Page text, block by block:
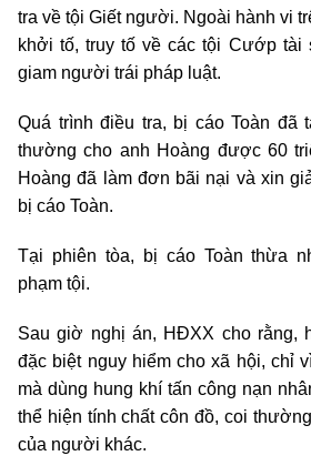
tra về tội Giết người. Ngoài hành vi
khởi tố, truy tố về các tội Cướp tài
giam người trái pháp luật.
Quá trình điều tra, bị cáo Toàn đã
thường cho anh Hoàng được 60
Hoàng đã làm đơn bãi nại và xin
bị cáo Toàn.
Tại phiên tòa, bị cáo Toàn thừa
phạm tội.
Sau giờ nghị án, HĐXX cho rằng,
đặc biệt nguy hiểm cho xã hội, chỉ
mà dùng hung khí tấn công nạn
thể hiện tính chất côn đồ, coi
của người khác.